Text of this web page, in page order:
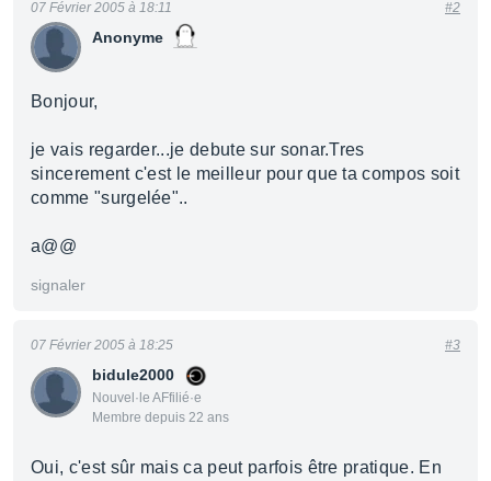
Anonyme
07 Février 2005 à 18:11 #2
Bonjour,
je vais regarder...je debute sur sonar.Tres
sincerement c'est le meilleur pour que ta compos soit
comme "surgelée"..
a@@
signaler
bidule2000
Nouvel·le AFfilié·e
Membre depuis 22 ans
07 Février 2005 à 18:25 #3
Oui, c'est sûr mais ca peut parfois être pratique. En